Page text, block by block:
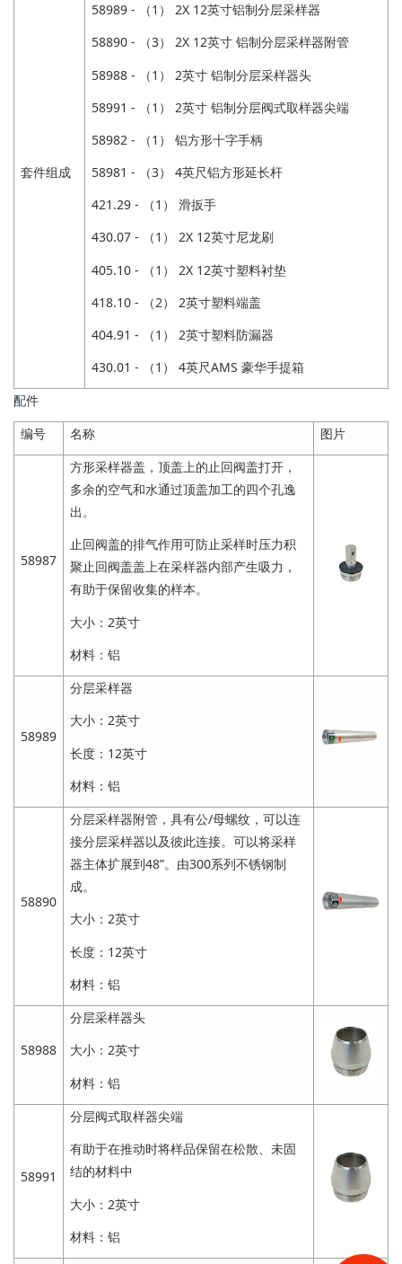
套件组成
58989 - （1） 2X 12英寸铝制分层采样器
58890 - （3） 2X 12英寸 铝制分层采样器附管
58988 - （1） 2英寸 铝制分层采样器头
58991 - （1） 2英寸 铝制分层阀式取样器尖端
58982 - （1） 铝方形十字手柄
58981 - （3） 4英尺铝方形延长杆
421.29 - （1） 滑扳手
430.07 - （1） 2X 12英寸尼龙刷
405.10 - （1） 2X 12英寸塑料衬垫
418.10 - （2） 2英寸塑料端盖
404.91 - （1） 2英寸塑料防漏器
430.01 - （1） 4英尺AMS 豪华手提箱
配件
编号
名称 图片
58987
方形采样器盖，顶盖上的止回阀盖打开，
多余的空气和水通过顶盖加工的四个孔逸
出。
止回阀盖的排气作用可防止采样时压力积
聚止回阀盖盖上在采样器内部产生吸力，
有助于保留收集的样本。
大小：2英寸
材料：铝
58989
分层采样器
大小：2英寸
长度：12英寸
材料：铝
58890
分层采样器附管，具有公/母螺纹，可以连
接分层采样器以及彼此连接。可以将采样
器主体扩展到48”。由300系列不锈钢制
成。
大小：2英寸
长度：12英寸
材料：铝
58988
分层采样器头
大小：2英寸
材料：铝
58991
分层阀式取样器尖端
有助于在推动时将样品保留在松散、未固
结的材料中
大小：2英寸
材料：铝